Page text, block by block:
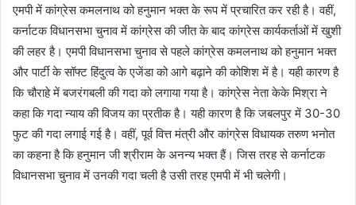
एमपी में कांग्रेस कमलनाथ को हनुमान भक्त के रूप में प्रचारित कर रही है। वहीं,
कर्नाटक विधानसभा चुनाव में कांग्रेस की जीत के बाद कांग्रेस कार्यकर्ताओं में खुशी
की लहर है। एमपी विधानसभा चुनाव से पहले कांग्रेस कमलनाथ को हनुमान भक्त
और पार्टी के सॉफ्ट हिंदुत्व के एजेंडा को आगे बढ़ाने की कोशिश में है। यही कारण है
कि चौराहे में बजरंगबली की गदा को लगाया गया है। कांग्रेस नेता केके मिश्रा ने
कहा कि गदा न्याय की विजय का प्रतीक है। यही कारण है कि जबलपुर में 30-30
फुट की गदा लगाई गई है। वहीं, पूर्व वित्त मंत्री और कांग्रेस विधायक तरुण भनोत
का कहना है कि हनुमान जी श्रीराम के अनन्य भक्त हैं। जिस तरह से कर्नाटक
विधानसभा चुनाव में उनकी गदा चली है उसी तरह एमपी में भी चलेगी।